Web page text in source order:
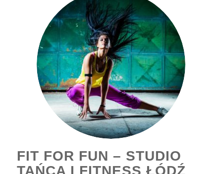
FIT FOR FUN – STUDIO
TAŃCA I FITNESS ŁÓDŹ